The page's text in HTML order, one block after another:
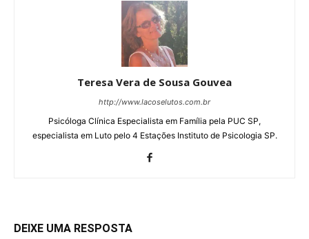
Teresa Vera de Sousa Gouvea
http://www.lacoselutos.com.br
Psicóloga Clínica Especialista em Família pela PUC SP,
especialista em Luto pelo 4 Estações Instituto de Psicologia SP.
DEIXE UMA RESPOSTA